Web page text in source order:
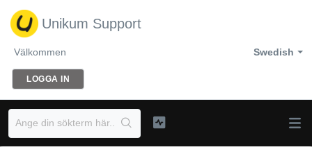
Unikum Support
Swedish
Välkommen
LOGGA IN